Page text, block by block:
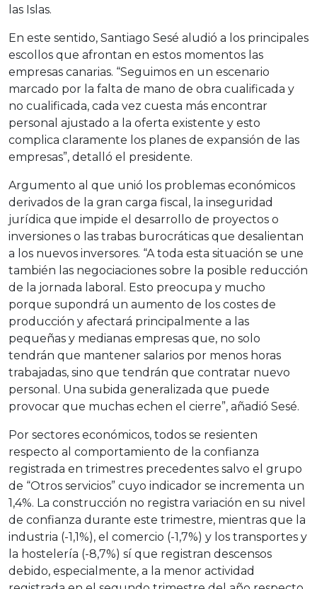
las Islas.
En este sentido, Santiago Sesé aludió a los principales
escollos que afrontan en estos momentos las
empresas canarias. “Seguimos en un escenario
marcado por la falta de mano de obra cualificada y
no cualificada, cada vez cuesta más encontrar
personal ajustado a la oferta existente y esto
complica claramente los planes de expansión de las
empresas”, detalló el presidente.
Argumento al que unió los problemas económicos
derivados de la gran carga fiscal, la inseguridad
jurídica que impide el desarrollo de proyectos o
inversiones o las trabas burocráticas que desalientan
a los nuevos inversores. “A toda esta situación se une
también las negociaciones sobre la posible reducción
de la jornada laboral. Esto preocupa y mucho
porque supondrá un aumento de los costes de
producción y afectará principalmente a las
pequeñas y medianas empresas que, no solo
tendrán que mantener salarios por menos horas
trabajadas, sino que tendrán que contratar nuevo
personal. Una subida generalizada que puede
provocar que muchas echen el cierre”, añadió Sesé.
Por sectores económicos, todos se resienten
respecto al comportamiento de la confianza
registrada en trimestres precedentes salvo el grupo
de “Otros servicios” cuyo indicador se incrementa un
1,4%. La construcción no registra variación en su nivel
de confianza durante este trimestre, mientras que la
industria (-1,1%), el comercio (-1,7%) y los transportes y
la hostelería (-8,7%) sí que registran descensos
debido, especialmente, a la menor actividad